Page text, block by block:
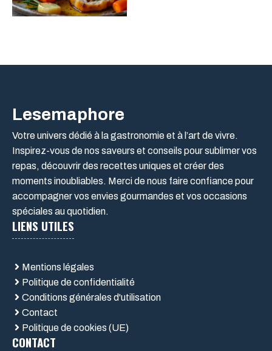
Lesemaphore
Votre univers dédié à la gastronomie et à l’art de vivre.
Inspirez-vous de nos saveurs et conseils pour sublimer vos
repas, découvrir des recettes uniques et créer des
moments inoubliables. Merci de nous faire confiance pour
accompagner vos envies gourmandes et vos occasions
spéciales au quotidien.
LIENS UTILES
Mentions légales
Politique de confidentialité
Conditions générales d'utilisation
Contact
Politique de cookies (UE)
CONTACT